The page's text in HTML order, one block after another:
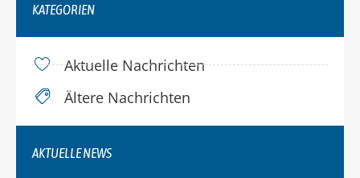
KATEGORIEN
Aktuelle Nachrichten
Ältere Nachrichten
AKTUELLE NEWS